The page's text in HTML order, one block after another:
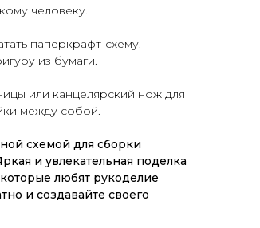
человеку.
паперкрафт-схему,
из бумаги.
или канцелярский нож для
между собой.
схемой для сборки
и увлекательная поделка
любят рукоделие
и создавайте своего